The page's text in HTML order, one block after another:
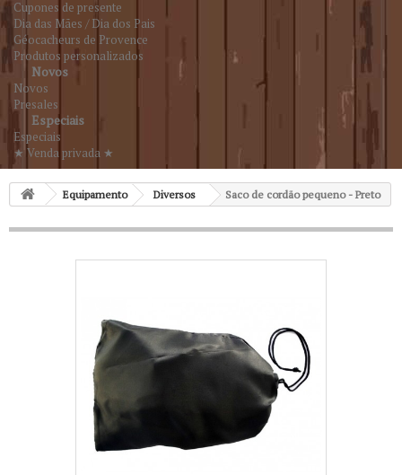
Cupones de presente
Dia das Mães / Dia dos Pais
Géocacheurs de Provence
Produtos personalizados
Novos
Novos
Presales
Especiais
Especiais
★ Venda privada ★
Equipamento Diversos Saco de cordão pequeno - Preto